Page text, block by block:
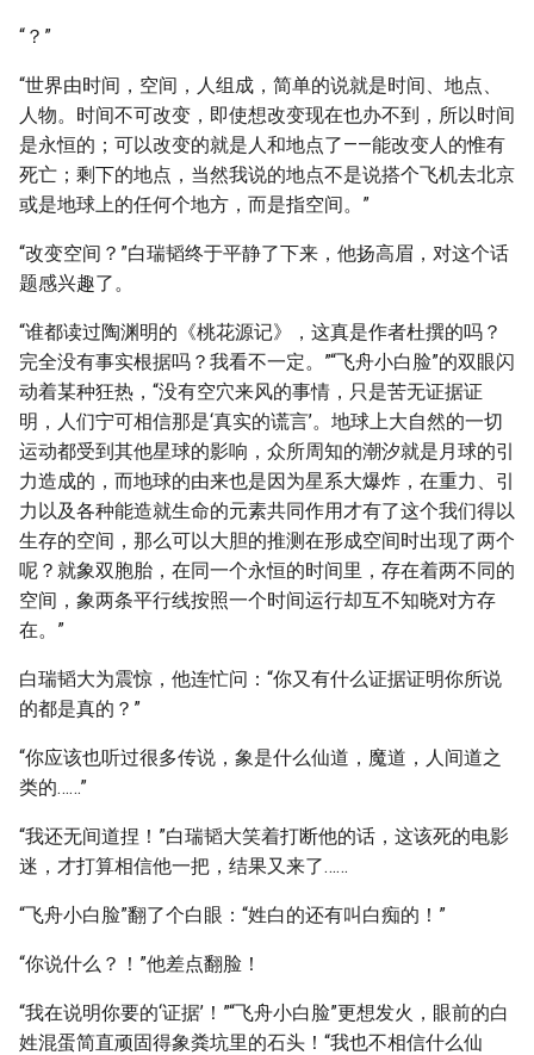
“？”
“世界由时间，空间，人组成，简单的说就是时间、地点、
人物。时间不可改变，即使想改变现在也办不到，所以时间
是永恒的；可以改变的就是人和地点了——能改变人的惟有
死亡；剩下的地点，当然我说的地点不是说搭个飞机去北京
或是地球上的任何个地方，而是指空间。”
“改变空间？”白瑞韬终于平静了下来，他扬高眉，对这个话
题感兴趣了。
“谁都读过陶渊明的《桃花源记》，这真是作者杜撰的吗？
完全没有事实根据吗？我看不一定。”“飞舟小白脸”的双眼闪
动着某种狂热，“没有空穴来风的事情，只是苦无证据证
明，人们宁可相信那是‘真实的谎言’。地球上大自然的一切
运动都受到其他星球的影响，众所周知的潮汐就是月球的引
力造成的，而地球的由来也是因为星系大爆炸，在重力、引
力以及各种能造就生命的元素共同作用才有了这个我们得以
生存的空间，那么可以大胆的推测在形成空间时出现了两个
呢？就象双胞胎，在同一个永恒的时间里，存在着两不同的
空间，象两条平行线按照一个时间运行却互不知晓对方存
在。”
白瑞韬大为震惊，他连忙问：“你又有什么证据证明你所说
的都是真的？”
“你应该也听过很多传说，象是什么仙道，魔道，人间道之
类的……”
“我还无间道捏！”白瑞韬大笑着打断他的话，这该死的电影
迷，才打算相信他一把，结果又来了……
“飞舟小白脸”翻了个白眼：“姓白的还有叫白痴的！”
“你说什么？！”他差点翻脸！
“我在说明你要的‘证据’！”“飞舟小白脸”更想发火，眼前的白
姓混蛋简直顽固得象粪坑里的石头！“我也不相信什么仙